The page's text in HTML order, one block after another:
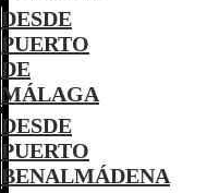
DESDE
PUERTO
DE
MÁLAGA
DESDE
PUERTO
BENALMÁDENA